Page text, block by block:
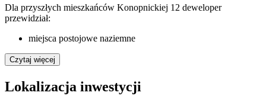
Dla przyszłych mieszkańców Konopnickiej 12 deweloper
przewidział:
miejsca postojowe naziemne
Czytaj więcej
Lokalizacja inwestycji